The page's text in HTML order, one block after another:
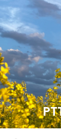
Przejdź
do
treści